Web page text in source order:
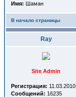
Имя: Шаман
В начало страницы
Ray
Site Admin
Регистрация: 11.03.2010
Сообщений: 16235